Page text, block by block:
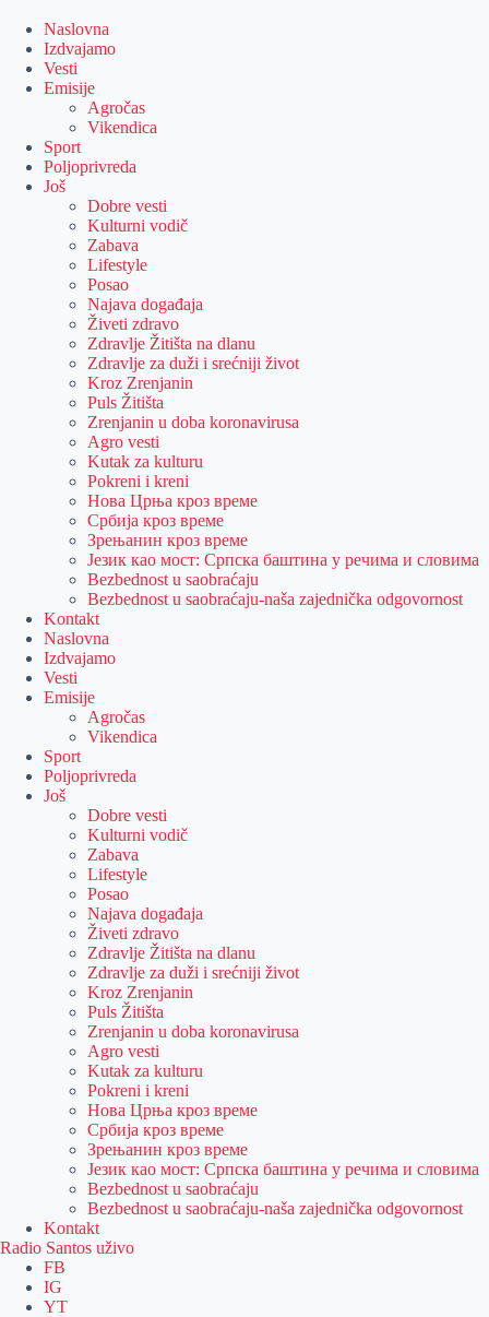
content
Naslovna
Izdvajamo
Vesti
Emisije
Agročas
Vikendica
Sport
Poljoprivreda
Još
Dobre vesti
Kulturni vodič
Zabava
Lifestyle
Posao
Najava događaja
Živeti zdravo
Zdravlje Žitišta na dlanu
Zdravlje za duži i srećniji život
Kroz Zrenjanin
Puls Žitišta
Zrenjanin u doba koronavirusa
Agro vesti
Kutak za kulturu
Pokreni i kreni
Нова Црња кроз време
Србија кроз време
Зрењанин кроз време
Језик као мост: Српска баштина у речима и словима
Bezbednost u saobraćaju
Bezbednost u saobraćaju-naša zajednička odgovornost
Kontakt
Naslovna
Izdvajamo
Vesti
Emisije
Agročas
Vikendica
Sport
Poljoprivreda
Još
Dobre vesti
Kulturni vodič
Zabava
Lifestyle
Posao
Najava događaja
Živeti zdravo
Zdravlje Žitišta na dlanu
Zdravlje za duži i srećniji život
Kroz Zrenjanin
Puls Žitišta
Zrenjanin u doba koronavirusa
Agro vesti
Kutak za kulturu
Pokreni i kreni
Нова Црња кроз време
Србија кроз време
Зрењанин кроз време
Језик као мост: Српска баштина у речима и словима
Bezbednost u saobraćaju
Bezbednost u saobraćaju-naša zajednička odgovornost
Kontakt
Radio Santos uživo
FB
IG
YT